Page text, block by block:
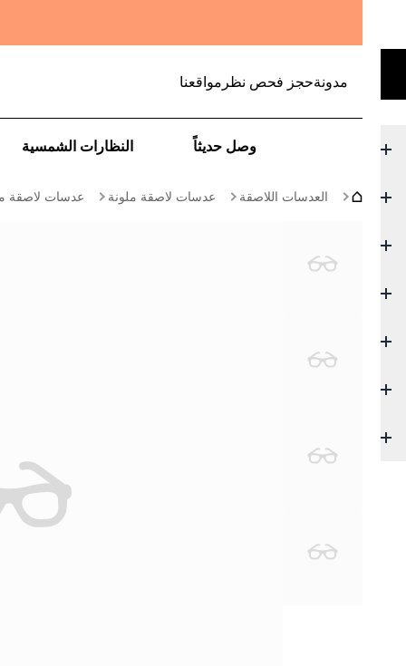
مدونةحجز فحص نظر مواقعنا
وصل حديثاً النظارات الشمسية
العدسات اللاصقة عدسات لاصقة ملونة عدسات لاصقة